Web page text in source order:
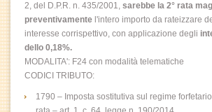
2, del D.P.R. n. 435/2001, sarebbe la 2° rata
preventivamente l'intero importo da rateizzare
interesse corrispettivo, con applicazione degli
dello 0,18%.
MODALITA': F24 con modalità telematiche
CODICI TRIBUTO:
1790 – Imposta sostitutiva sul regime